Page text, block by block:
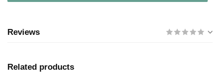
Reviews
Related products